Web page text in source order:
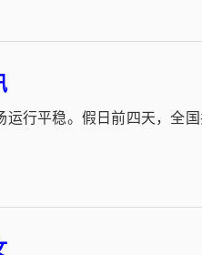
行平稳。假日前四天，全